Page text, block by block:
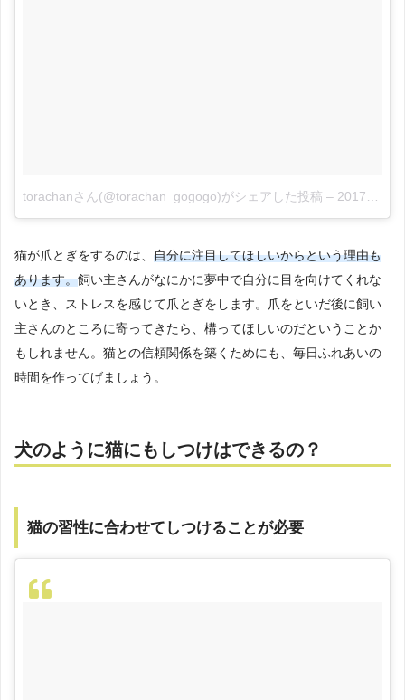
torachanさん(@torachan_gogogo)がシェアした投稿 – 2017年 9月月30日午前2時36分PDT
猫が爪とぎをするのは、 自分に注目してほしいからという理由も
あります。飼い主さんがなにかに夢中で自分に目を向けてくれな
いとき、ストレスを感じて爪とぎをします。爪をといだ後に飼い
主さんのところに寄ってきたら、構ってほしいのだということか
もしれません。猫との信頼関係を築くためにも、毎日ふれあいの
時間を作ってげましょう。
犬のように猫にもしつけはできるの？
猫の習性に合わせてしつけることが必要